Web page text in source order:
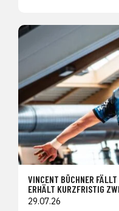
VINCENT BÜCHNER
ERHÄLT KURZFRISTIG
29.07.26